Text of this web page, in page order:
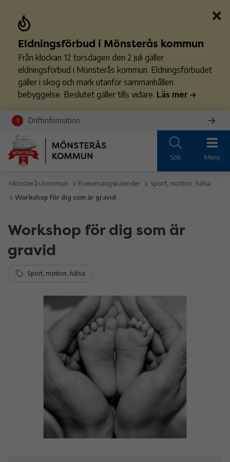
Eldningsförbud i Mönsterås kommun
Från klockan 12 torsdagen den 2 juli gäller
eldningsförbud i Mönsterås kommun. Eldningsförbudet
gäller i skog och mark utanför sammanhållen
bebyggelse. Beslutet gäller tills vidare. Läs mer
1 Driftinformation
Sök Meny
Mönsterås kommun Evenemangskalender
Sport, motion, hälsa
Workshop för dig som är gravid
Workshop för dig som är
gravid
Sport, motion, hälsa